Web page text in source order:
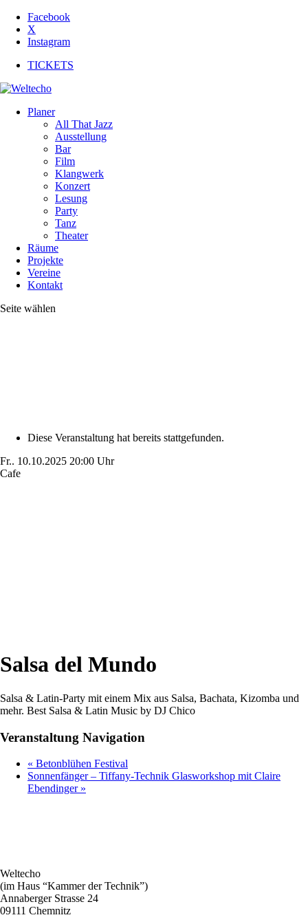
Facebook
X
Instagram
TICKETS
Planer
All That Jazz
Ausstellung
Bar
Film
Klangwerk
Konzert
Lesung
Party
Tanz
Theater
Räume
Projekte
Vereine
Kontakt
Seite wählen
Diese Veranstaltung hat bereits stattgefunden.
Fr.. 10.10.2025 20:00 Uhr
Cafe
Salsa del Mundo
Salsa & Latin-Party mit einem Mix aus Salsa, Bachata, Kizomba und
mehr. Best Salsa & Latin Music by DJ Chico
Veranstaltung Navigation
« Betonblühen Festival
Sonnenfänger – Tiffany-Technik Glasworkshop mit Claire
Ebendinger »
Weltecho
(im Haus “Kammer der Technik”)
Annaberger Strasse 24
09111 Chemnitz